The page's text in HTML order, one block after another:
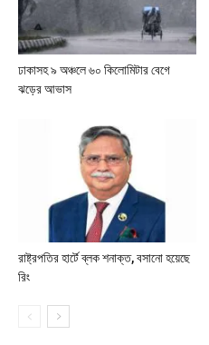
ঢাকাসহ ৯ অঞ্চলে ৬০ কিলোমিটার বেগে
ঝড়ের আভাস
রাষ্ট্রপতির হার্টে ব্লক শনাক্ত, বসানো হয়েছে
রিং